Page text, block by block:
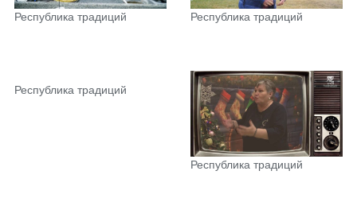
Республика традиций Республика традиций
Республика традиций
Республика традиций